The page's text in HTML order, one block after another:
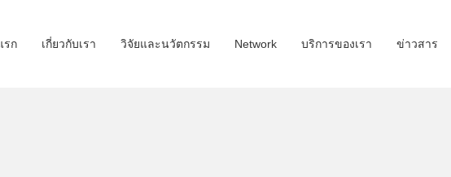
รก เกี่ยวกับเรา วิจัยและนวัตกรรม Network บริการของเรา ข่าวสาร